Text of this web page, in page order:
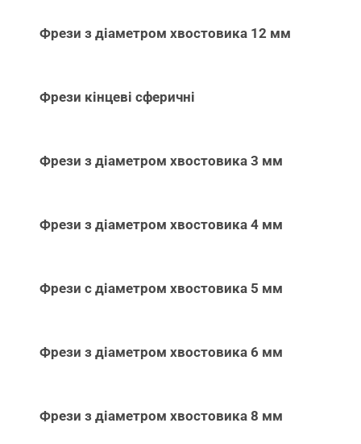
Фрези з діаметром хвостовика 12 мм
Фрези кінцеві сферичні
Фрези з діаметром хвостовика 3 мм
Фрези з діаметром хвостовика 4 мм
Фрези с діаметром хвостовика 5 мм
Фрези з діаметром хвостовика 6 мм
Фрези з діаметром хвостовика 8 мм